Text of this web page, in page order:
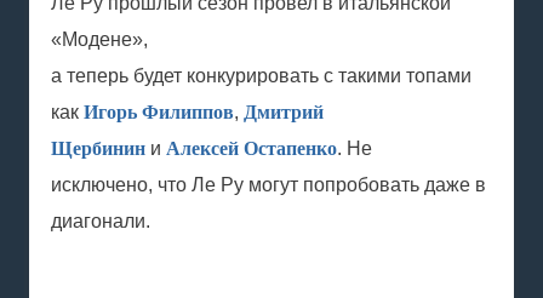
«Модене»,
а теперь будет конкурировать с такими топами
как Игорь Филиппов, Дмитрий
Щербинин и Алексей Остапенко. Не
исключено, что Ле Ру могут попробовать даже в
диагонали.